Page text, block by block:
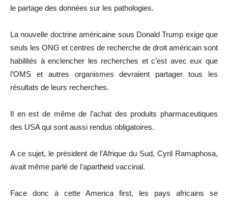
le partage des données sur les pathologies.
La nouvelle doctrine américaine sous Donald Trump exige que
seuls les ONG et centres de recherche de droit américain sont
habilités à enclencher les recherches et c’est avec eux que
l’OMS et autres organismes devraient partager tous les
résultats de leurs recherches.
Il en est de même de l’achat des produits pharmaceutiques
des USA qui sont aussi rendus obligatoires.
A ce sujet, le président de l’Afrique du Sud, Cyril Ramaphosa,
avait même parlé de l’apartheid vaccinal.
Face donc à cette America first, les pays africains se